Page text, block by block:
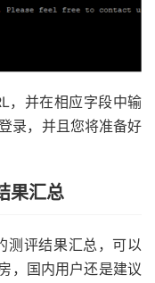
，并在相应字段中输
录，并且您将准备好
果汇总
测评结果汇总，可以
，国内用户还是建议